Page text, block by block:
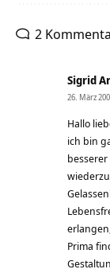
2
Sigrid
26. März
Hallo
ich bin
Prima